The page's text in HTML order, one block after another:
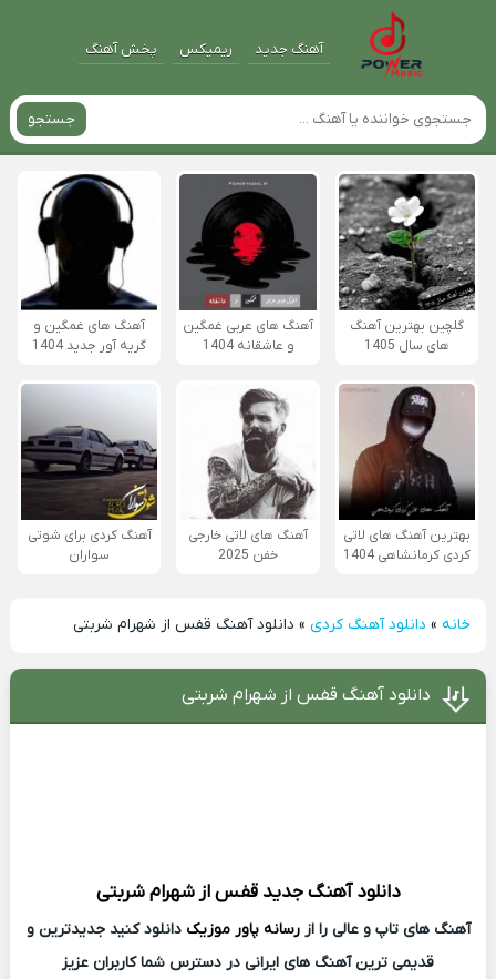
آهنگ جدید ریمیکس پخش آهنگ
جستجو
گلچین بهترین آهنگ
های سال 1405
آهنگ های عربی غمگین
و عاشقانه 1404
آهنگ های غمگین و
گریه آور جدید 1404
بهترین آهنگ های لاتی
کردی کرمانشاهی 1404
آهنگ های لاتی خارجی
خفن 2025
آهنگ کردی برای شوتی
سواران
خانه» دانلود آهنگ کردی » دانلود آهنگ قفس از شهرام شربتی
دانلود آهنگ قفس از شهرام شربتی
دانلود آهنگ جدید قفس ازشهرام شربتی
آهنگ های تاپ و عالی را ازرسانه پاور موزیک دانلود کنید جدیدترین و
قدیمی ترین آهنگ های ایرانی در دسترس شما کاربران عزیز